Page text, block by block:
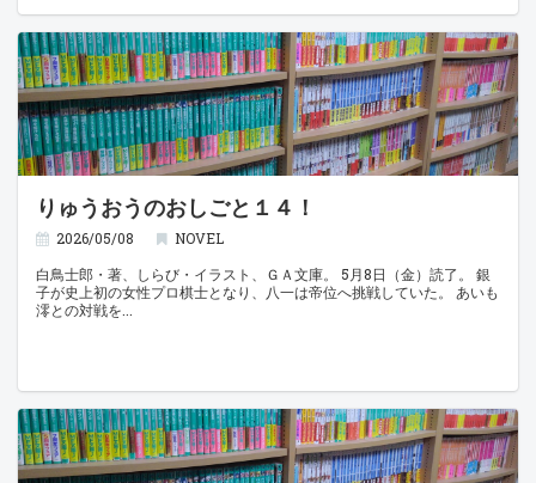
りゅうおうのおしごと１４！
2026/05/08
NOVEL
白鳥士郎・著、しらび・イラスト、ＧＡ文庫。 5月8日（金）読了。 銀
子が史上初の女性プロ棋士となり、八一は帝位へ挑戦していた。 あいも
澪との対戦を